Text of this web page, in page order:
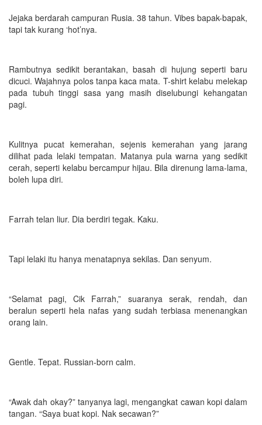
Jejaka berdarah campuran Rusia. 38 tahun. Vibes bapak-bapak,
tapi tak kurang ‘hot’nya.
Rambutnya sedikit berantakan, basah di hujung seperti baru
dicuci. Wajahnya polos tanpa kaca mata. T-shirt kelabu melekap
pada tubuh tinggi sasa yang masih diselubungi kehangatan
pagi.
Kulitnya pucat kemerahan, sejenis kemerahan yang jarang
dilihat pada lelaki tempatan. Matanya pula warna yang sedikit
cerah, seperti kelabu bercampur hijau. Bila direnung lama-lama,
boleh lupa diri.
Farrah telan liur. Dia berdiri tegak. Kaku.
Tapi lelaki itu hanya menatapnya sekilas. Dan senyum.
“Selamat pagi, Cik Farrah,” suaranya serak, rendah, dan
beralun seperti hela nafas yang sudah terbiasa menenangkan
orang lain.
Gentle. Tepat. Russian-born calm.
“Awak dah okay?” tanyanya lagi, mengangkat cawan kopi dalam
tangan. “Saya buat kopi. Nak secawan?”